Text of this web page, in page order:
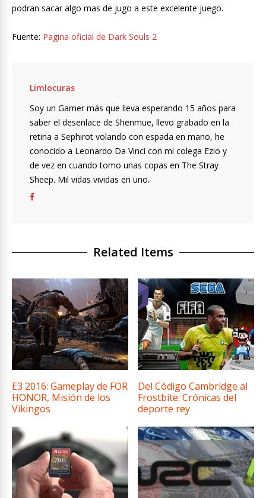
podran sacar algo mas de jugo a este excelente juego.
Fuente: Pagina oficial de Dark Souls 2
Limlocuras
Soy un Gamer más que lleva esperando 15 años para
saber el desenlace de Shenmue, llevo grabado en la
retina a Sephirot volando con espada en mano, he
conocido a Leonardo Da Vinci con mi colega Ezio y
de vez en cuando tomo unas copas en The Stray
Sheep. Mil vidas vividas en uno.
Related Items
E3 2016: Gameplay de FOR
HONOR, Misión de los
Vikingos
Del Código Cambridge al
Frostbite: Crónicas del
deporte rey